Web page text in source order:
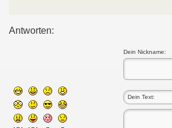
Antworten:
Dein Nickname: